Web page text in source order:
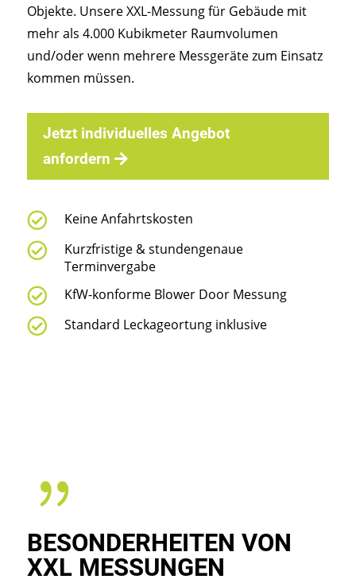
Objekte. Unsere XXL-Messung für Gebäude mit
mehr als 4.000 Kubikmeter Raumvolumen
und/oder wenn mehrere Messgeräte zum Einsatz
kommen müssen.
Jetzt individuelles Angebot
anfordern
 Keine Anfahrtskosten

Kurzfristige & stundengenaue
Terminvergabe
 KfW-konforme Blower Door Messung
 Standard Leckageortung inklusive
{
BESONDERHEITEN VON
XXL MESSUNGEN